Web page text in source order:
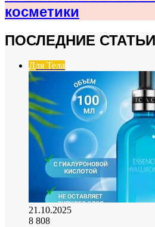
косметики
ПОСЛЕДНИЕ СТАТЬИ
Для Тела
21.10.2025
8 808